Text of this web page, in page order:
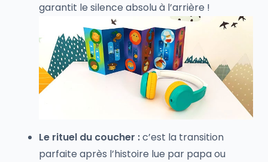
garantit le silence absolu à l’arrière !
Le rituel du coucher :c’est la transition
parfaite après l’histoire lue par papa ou